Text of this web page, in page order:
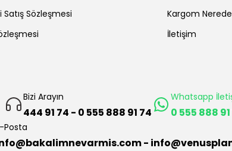
Sözleşmesi
Kargom Nerede
İletişim
Bizi Arayın
444 91 74 - 0 555 888 91 74
Whatsapp
0 555 888
Posta
-